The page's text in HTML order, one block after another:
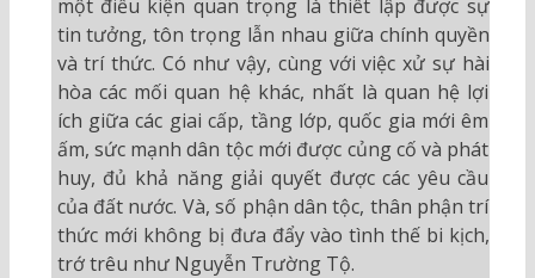
một điều kiện quan trọng là thiết lập được sự
tin tưởng, tôn trọng lẫn nhau giữa chính quyền
và trí thức. Có như vậy, cùng với việc xử sự hài
hòa các mối quan hệ khác, nhất là quan hệ lợi
ích giữa các giai cấp, tầng lớp, quốc gia mới êm
ấm, sức mạnh dân tộc mới được củng cố và phát
huy, đủ khả năng giải quyết được các yêu cầu
của đất nước. Và, số phận dân tộc, thân phận trí
thức mới không bị đưa đẩy vào tình thế bi kịch,
trớ trêu như Nguyễn Trường Tộ.